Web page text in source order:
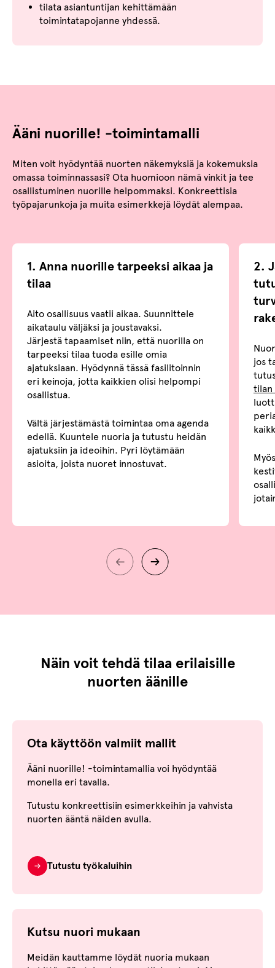
tilata asiantuntijan kehittämään
toimintatapojanne yhdessä.
Ääni nuorille! -toimintamalli
Miten voit hyödyntää nuorten näkemyksiä ja kokemuksia
omassa toiminnassasi? Ota huomioon nämä vinkit ja tee
osallistuminen nuorille helpommaksi. Konkreettisia
työpajarunkoja ja muita esimerkkejä löydät alempaa.
1. Anna nuorille tarpeeksi aikaa ja
tilaa
Aito osallisuus vaatii aikaa. Suunnittele
aikataulu väljäksi ja joustavaksi.
Järjestä tapaamiset niin, että nuorilla on
tarpeeksi tilaa tuoda esille omia
ajatuksiaan. Hyödynnä tässä fasilitoinnin
eri keinoja, jotta kaikkien olisi helpompi
osallistua.
Vältä järjestämästä toimintaa oma agenda
edellä. Kuuntele nuoria ja tutustu heidän
ajatuksiin ja ideoihin. Pyri löytämään
asioita, joista nuoret innostuvat.
2.
jos
tilan
Näin voit tehdä tilaa erilaisille
nuorten äänille
Ota käyttöön valmiit mallit
Ääni nuorille! -toimintamallia voi hyödyntää
monella eri tavalla.
Tutustu konkreettisiin esimerkkeihin ja vahvista
nuorten ääntä näiden avulla.
Tutustu työkaluihin
Kutsu nuori mukaan
Meidän kauttamme löydät nuoria mukaan